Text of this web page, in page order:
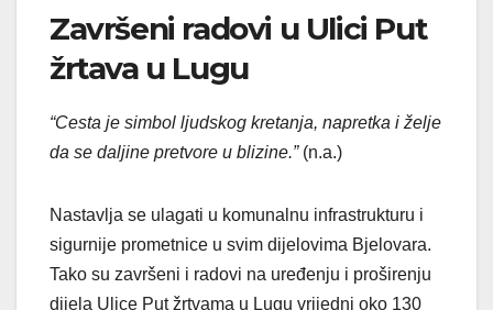
Završeni radovi u Ulici Put
žrtava u Lugu
“Cesta je simbol ljudskog kretanja, napretka i želje
da se daljine pretvore u blizine.”(n.a.)
Nastavlja se ulagati u komunalnu infrastrukturu i
sigurnije prometnice u svim dijelovima Bjelovara.
Tako su završeni i radovi na uređenju i proširenju
dijela Ulice Put žrtvama u Lugu vrijedni oko 130